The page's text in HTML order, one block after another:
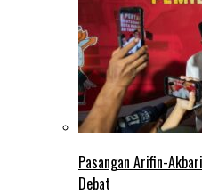
Pasangan Arifin-
Debat